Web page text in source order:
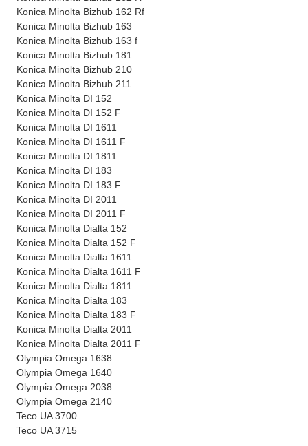
Konica Minolta Bizhub 162 Rf
Konica Minolta Bizhub 163
Konica Minolta Bizhub 163 f
Konica Minolta Bizhub 181
Konica Minolta Bizhub 210
Konica Minolta Bizhub 211
Konica Minolta DI 152
Konica Minolta DI 152 F
Konica Minolta DI 1611
Konica Minolta DI 1611 F
Konica Minolta DI 1811
Konica Minolta DI 183
Konica Minolta DI 183 F
Konica Minolta DI 2011
Konica Minolta DI 2011 F
Konica Minolta Dialta 152
Konica Minolta Dialta 152 F
Konica Minolta Dialta 1611
Konica Minolta Dialta 1611 F
Konica Minolta Dialta 1811
Konica Minolta Dialta 183
Konica Minolta Dialta 183 F
Konica Minolta Dialta 2011
Konica Minolta Dialta 2011 F
Olympia Omega 1638
Olympia Omega 1640
Olympia Omega 2038
Olympia Omega 2140
Teco UA 3700
Teco UA 3715